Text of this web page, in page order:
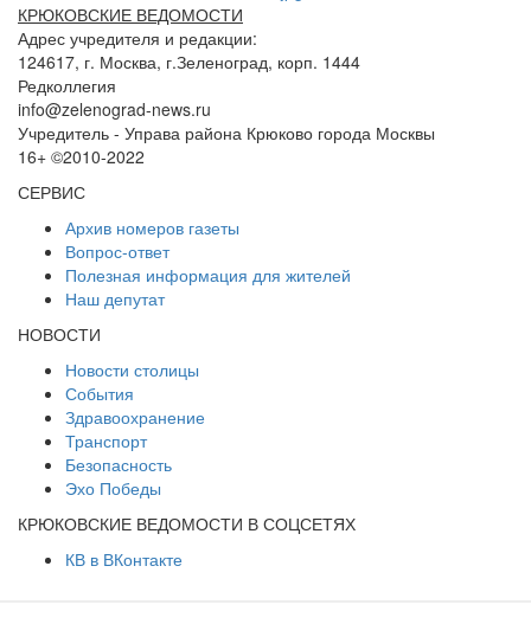
КРЮКОВСКИЕ ВЕДОМОСТИ
Адрес учредителя и редакции:
124617, г. Москва, г.Зеленоград, корп. 1444
Редколлегия
info@zelenograd-news.ru
Учредитель - Управа района Крюково города Москвы
16+ ©2010-2022
СЕРВИС
Архив номеров газеты
Вопрос-ответ
Полезная информация для жителей
Наш депутат
НОВОСТИ
Новости столицы
События
Здравоохранение
Транспорт
Безопасность
Эхо Победы
КРЮКОВСКИЕ ВЕДОМОСТИ В СОЦСЕТЯХ
КВ в ВКонтакте